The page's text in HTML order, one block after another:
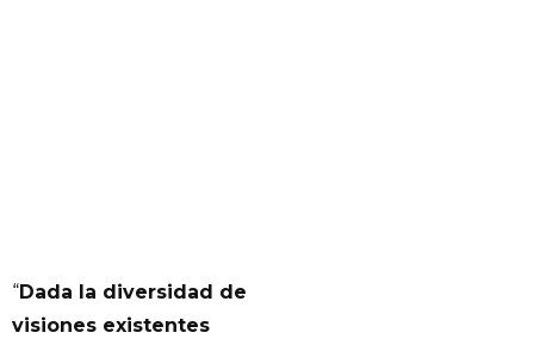
“Dada la diversidad de
visiones existentes